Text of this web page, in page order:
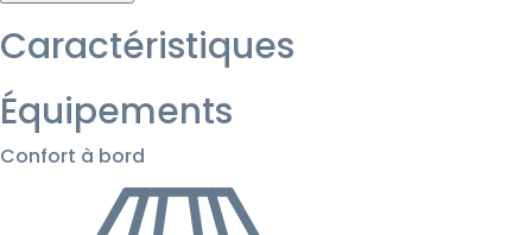
Caractéristiques
Équipements
Confort à bord